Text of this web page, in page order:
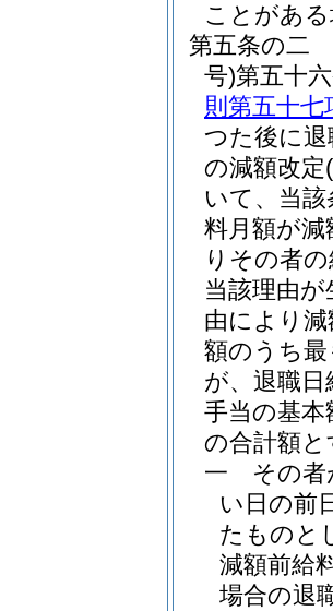
ことがあ
第五条の二
号)第五十
則第五十七
つた後に
の減額改定
いて、当
料月額が
りその者
当該理由
由により
額のうち
が、退職
手当の基本
の合計額
一
その
い日の前
たものと
減額前給
場合の退